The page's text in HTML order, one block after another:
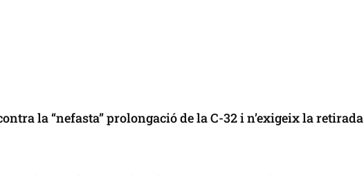
la “nefasta” prolongació de la C-32 i n’exigeix la retirada